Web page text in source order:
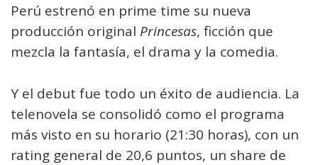
Perú estrenó en prime time su nueva
producción original Princesas, ficción que
mezcla la fantasía, el drama y la comedia.
Y el debut fue todo un éxito de audiencia. La
telenovela se consolidó como el programa
más visto en su horario (21:30 horas), con un
rating general de 20,6 puntos, un share de